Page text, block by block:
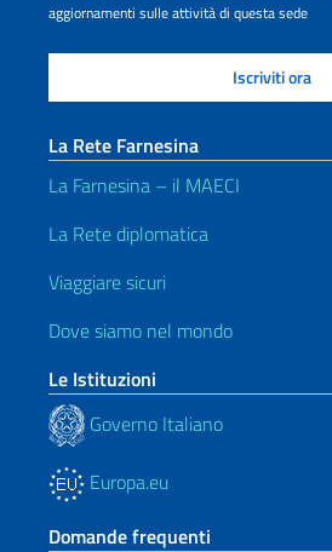
aggiornamenti sulle attività di questa sede
La Rete Farnesina
La Farnesina – il MAECI
La Rete diplomatica
Viaggiare sicuri
Dove siamo nel mondo
Le Istituzioni
Governo Italiano
Europa.eu
Domande frequenti